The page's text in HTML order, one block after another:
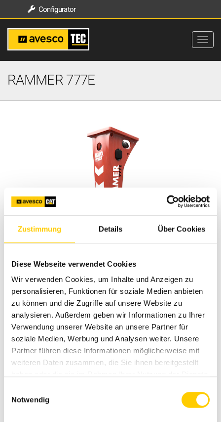
Zustimmung Details Über Cookies
Diese Webseite verwendet Cookies
Wir verwenden Cookies, um Inhalte und Anzeigen zu
personalisieren, Funktionen für soziale Medien anbieten
zu können und die Zugriffe auf unsere Website zu
analysieren. Außerdem geben wir Informationen zu Ihrer
Verwendung unserer Website an unsere Partner für
soziale Medien, Werbung und Analysen weiter. Unsere
Partner führen diese Informationen möglicherweise mit
weiteren Daten zusammen, die Sie ihnen bereitgestellt
Notwendig
Configurator
RAMMER 777E
RAMMER 777E
HYDRAULIC HAMMER
konstante Schlagenergie, hohe Produktivität
Robust, lange Lebensdauer
weiter Ölmengenbereich, flexibler Einsatz
kompakt und kraftvoll, hohe Produktivität
Schall- und Vibrationsgedämpft, überall einsetzbar
RAMDATA III Datenübertragung